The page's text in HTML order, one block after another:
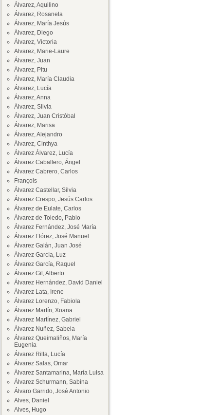
Álvarez, Aquilino
Álvarez, Rosanela
Álvarez, María Jesús
Álvarez, Diego
Álvarez, Victoria
Alvarez, Marie-Laure
Álvarez, Juan
Álvarez, Pitu
Álvarez, María Claudia
Álvarez, Lucía
Álvarez, Anna
Álvarez, Silvia
Álvarez, Juan Cristóbal
Álvarez, Marisa
Álvarez, Alejandro
Álvarez, Cinthya
Álvarez Álvarez, Lucía
Álvarez Caballero, Ángel
Álvarez Cabrero, Carlos
François
Álvarez Castellar, Silvia
Álvarez Crespo, Jesús Carlos
Álvarez de Eulate, Carlos
Álvarez de Toledo, Pablo
Álvarez Fernández, José María
Álvarez Flórez, José Manuel
Álvarez Galán, Juan José
Álvarez García, Luz
Álvarez García, Raquel
Álvarez Gil, Alberto
Álvarez Hernández, David Daniel
Álvarez Lata, Irene
Álvarez Lorenzo, Fabiola
Álvarez Martín, Xoana
Álvarez Martínez, Gabriel
Álvarez Nuñez, Sabela
Álvarez Queimaliños, María
Eugenia
Álvarez Rilla, Lucía
Álvarez Salas, Omar
Álvarez Santamarina, María Luisa
Álvarez Schurmann, Sabina
Álvaro Garrido, José Antonio
Alves, Daniel
Alves, Hugo